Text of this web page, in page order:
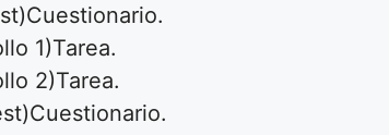
Cuestionario.
1)Tarea.
2)Tarea.
Cuestionario.